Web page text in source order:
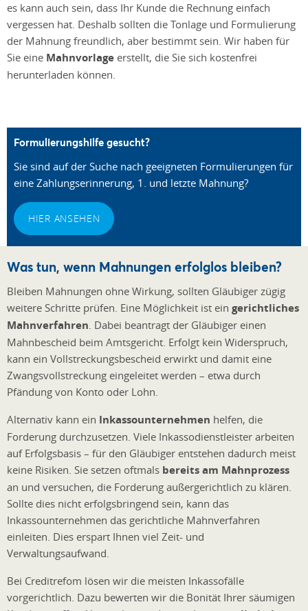
es kann auch sein, dass Ihr Kunde die Rechnung einfach
vergessen hat. Deshalb sollten die Tonlage und Formulierung
der Mahnung freundlich, aber bestimmt sein. Wir haben für
Sie eine Mahnvorlage erstellt, die Sie sich kostenfrei
herunterladen können.
Formulierungshilfe gesucht?
Sie sind auf der Suche nach geeigneten Formulierungen für
eine Zahlungserinnerung, 1. und letzte Mahnung?
HIER ANSEHEN
Was tun, wenn Mahnungen erfolglos bleiben?
Bleiben Mahnungen ohne Wirkung, sollten Gläubiger zügig
weitere Schritte prüfen. Eine Möglichkeit ist ein gerichtliches
Mahnverfahren . Dabei beantragt der Gläubiger einen
Mahnbescheid beim Amtsgericht. Erfolgt kein Widerspruch,
kann ein Vollstreckungsbescheid erwirkt und damit eine
Zwangsvollstreckung eingeleitet werden – etwa durch
Pfändung von Konto oder Lohn.
Alternativ kann ein Inkassounternehmen helfen, die
Forderung durchzusetzen. Viele Inkassodienstleister arbeiten
auf Erfolgsbasis – für den Gläubiger entstehen dadurch meist
keine Risiken. Sie setzen oftmals bereits am Mahnprozess
an und versuchen, die Forderung außergerichtlich zu klären.
Sollte dies nicht erfolgsbringend sein, kann das
Inkassounternehmen das gerichtliche Mahnverfahren
einleiten. Dies erspart Ihnen viel Zeit- und
Verwaltungsaufwand.
Bei Creditrefom lösen wir die meisten Inkassofälle
vorgerichtlich. Dazu bewerten wir die Bonität Ihrer säumigen